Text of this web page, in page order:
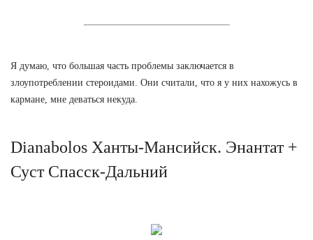
Я думаю, что большая часть проблемы заключается в
злоупотреблении стероидами. Они считали, что я у них нахожусь в
кармане, мне деваться некуда.
Dianabolos Ханты-Мансийск. Энантат +
Суст Спасск-Дальний